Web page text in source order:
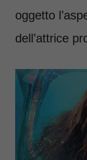
oggetto
dell’attrice